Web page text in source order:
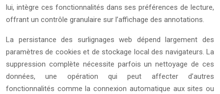
lui, intègre ces fonctionnalités dans ses préférences de lecture,
offrant un contrôle granulaire sur l’affichage des annotations.
La persistance des surlignages web dépend largement des
paramètres de cookies et de stockage local des navigateurs. La
suppression complète nécessite parfois un nettoyage de ces
données, une opération qui peut affecter d’autres
fonctionnalités comme la connexion automatique aux sites ou